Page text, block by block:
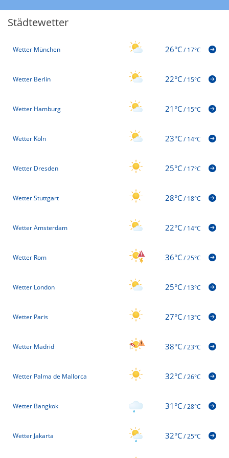
Städtewetter
Wetter München 26°C/17°C
Wetter Berlin 22°C/15°C
Wetter Hamburg 21°C/15°C
Wetter Köln 23°C/14°C
Wetter Dresden 25°C/17°C
Wetter Stuttgart 28°C/18°C
Wetter Amsterdam 22°C/14°C
Wetter Rom 36°C/25°C
Wetter London 25°C/13°C
Wetter Paris 27°C/13°C
Wetter Madrid 38°C/23°C
Wetter Palma de Mallorca 32°C/26°C
Wetter Bangkok 31°C/28°C
Wetter Jakarta 32°C/25°C